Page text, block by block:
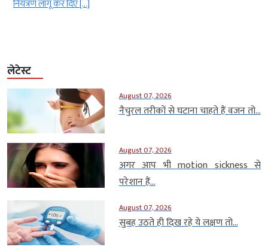
नियंत्रण लागू कर दिए […]
लेटेस्ट
August 07, 2026
नैचुरल तरीकों से घटाना चाहते हैं वजन तो...
August 07, 2026
अगर आप भी motion sickness से
परेशान हैं...
August 07, 2026
सुबह उठते ही दिख रहे ये लक्षण तो...